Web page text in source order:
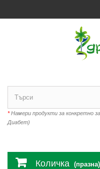
*Намери продукти за конкретно
Диабет)
Количка (празна)